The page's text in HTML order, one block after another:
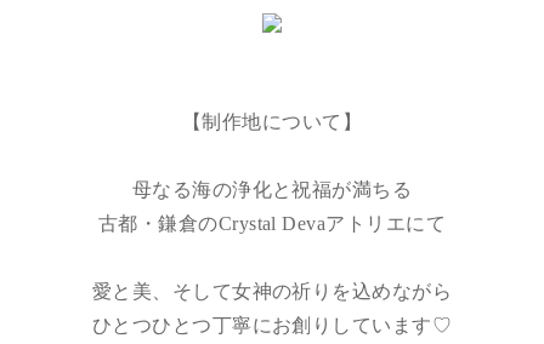
【制作地について】
母なる海の浄化と祝福が満ちる
古都・鎌倉のCrystal Devaアトリエにて
愛と美、そして女神の祈りを込めながら
ひとつひとつ丁寧にお創りしています♡